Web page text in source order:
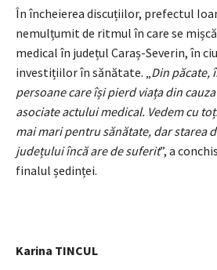
În încheierea discuțiilor, prefectul
nemulțumit de ritmul în care se
medical în județul Caraș-Severin, în
investițiilor în sănătate. „Din păcate,
persoane care își pierd viața din
asociate actului medical. Vedem cu
mai mari pentru sănătate, dar starea
județului încă are de suferit”, a
finalul ședinței.
Karina TINCUL